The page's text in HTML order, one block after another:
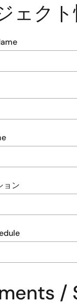
ェク
ョン
/